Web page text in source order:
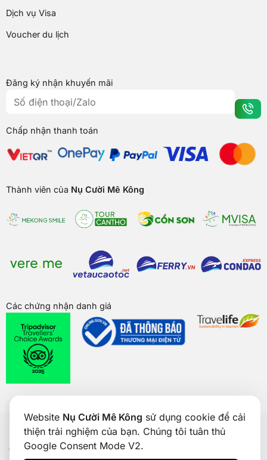
Website Nụ Cười Mê Kông sử dụng cookie để cải
thiện trải nghiệm của bạn. Chúng tôi tuân thủ
Google Consent Mode V2.
Dịch vụ Visa
Voucher du lịch
Đăng ký nhận khuyến mãi
Chấp nhận thanh toán
Thành viên của Nụ Cười Mê Kông
Các chứng nhận danh giá
Bản quyền của Nụ Cười Mê Kông® 2026. CÔNG TY CỔ PHẦN
THƯƠNG MẠI DU LỊCH NỤ CƯỜI MÊ KÔNG. GPDKKD: 1801511350
do sở KH & ĐT TP. Cần Thơ cấp ngày 24/01/2017. Số giấy phép kinh